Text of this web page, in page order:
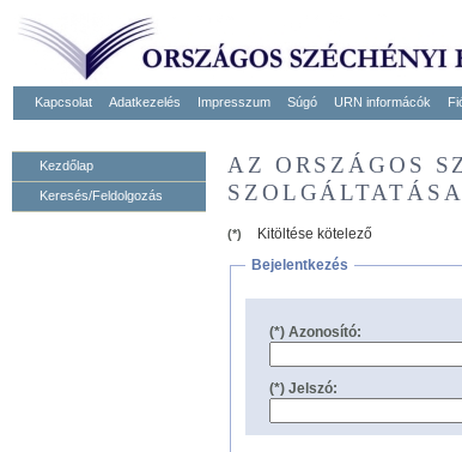
Kapcsolat Adatkezelés Impresszum Súgó URN informácók
Kezdőlap
Keresés/Feldolgozás
AZ ORSZÁGOS
SZOLGÁLTATÁSA
(*)
Kitöltése kötelező
Bejelentkezés
(*) Azonosító:
(*) Jelszó: